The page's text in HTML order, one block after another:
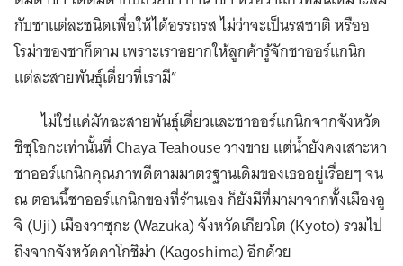
กับชาแต่ละชนิดเพื่อให้ได้อรรถรส ไม่ว่าจะเป็นรสชาติ หรืออ
โรม่าของชาก็ตาม เพราะเราอยากให้ลูกค้ารู้จักชาออร์แกนิก
แต่ละสายพันธุ์เดี่ยวที่เรามี”
ไม่ใช่แค่มัทฉะสายพันธุ์เดี่ยวและชาออร์แกนิกจากจังหวัด
ชิซุโอกะเท่านั้นที่ Chaya Teahouse วางขาย แต่น้ำยังคงเสาะหา
ชาออร์แกนิกคุณภาพดีตามมาตรฐานเดิมของเธออยู่เรื่อยๆ จน
ณ ตอนนี้ชาออร์แกนิกของที่ร้านเอง ก็ยังมีที่มามาจากทั้งเมืองอู
จิ (Uji) เมืองวาซุกะ (Wazuka) จังหวัดเกียวโต (Kyoto) รวมไป
ถึงจากจังหวัดคาโกชิม่า (Kagoshima) อีกด้วย